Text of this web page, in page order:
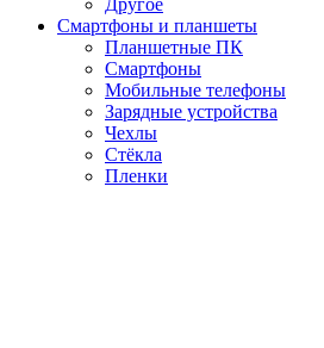
Другое
Смартфоны и планшеты
Планшетные ПК
Смартфоны
Мобильные телефоны
Зарядные устройства
Чехлы
Стёкла
Пленки